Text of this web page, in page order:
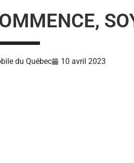
du Québec 10 avril 2023